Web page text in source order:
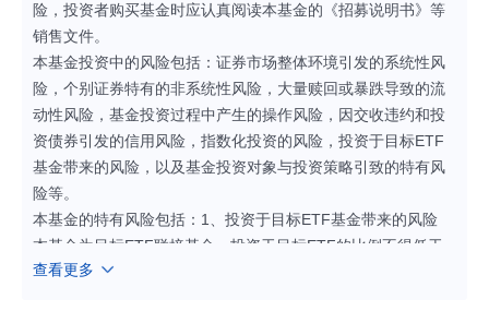
险，投资者购买基金时应认真阅读本基金的《招募说明书》等
销售文件。
本基金投资中的风险包括：证券市场整体环境引发的系统性风
险，个别证券特有的非系统性风险，大量赎回或暴跌导致的流
动性风险，基金投资过程中产生的操作风险，因交收违约和投
资债券引发的信用风险，指数化投资的风险，投资于目标ETF
基金带来的风险，以及基金投资对象与投资策略引致的特有风
险等。
本基金的特有风险包括：1、投资于目标ETF基金带来的风险
本基金为目标ETF联接基金，投资于目标ETF的比例不得低于
基金资产净值的90%，因此，本基金将面临例如目标ETF的管
查看更多